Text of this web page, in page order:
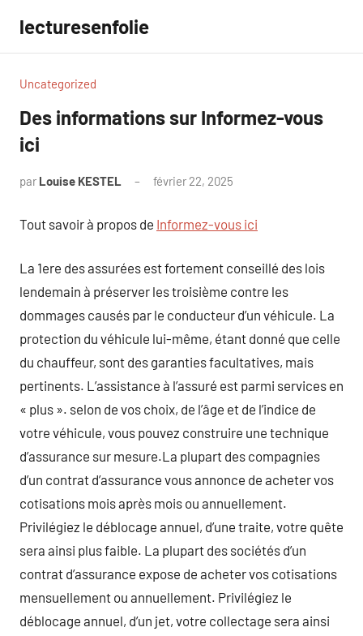
contenu
lecturesenfolie
Uncategorized
Des informations sur Informez-vous
ici
par Louise KESTEL février 22, 2025
Tout savoir à propos de Informez-vous ici
La 1ere des assurées est fortement conseillé des lois
lendemain à préserver les troisième contre les
dommages causés par le conducteur d’un véhicule. La
protection du véhicule lui-même, étant donné que celle
du chauffeur, sont des garanties facultatives, mais
pertinents. L’assistance à l’assuré est parmi services en
« plus ». selon de vos choix, de l’âge et de l’indice de
votre véhicule, vous pouvez construire une technique
d’assurance sur mesure.La plupart des compagnies
d’un contrat d’assurance vous annonce de acheter vos
cotisations mois après mois ou annuellement.
Privilégiez le déblocage annuel, d’une traite, votre quête
sera ainsi plus faible. La plupart des sociétés d’un
contrat d’assurance expose de acheter vos cotisations
mensuellement ou annuellement. Privilégiez le
déblocage annuel, d’un jet, votre collectage sera ainsi